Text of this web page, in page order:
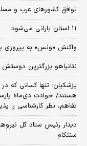
توافق کشورهای عرب و
۱۱ استان بارانی می‌شود
واکنش «ونس» به پیروزی
نتانیاهو بزرگترین
پزشکیان: تنها کسانی که
هستند/ حوادث دی‌ماه
تفاهم، نظر کارشناسی را
دیدار رئیس ستاد کل
سنتکام